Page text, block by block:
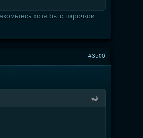
хотя бы с парочкой
#3500